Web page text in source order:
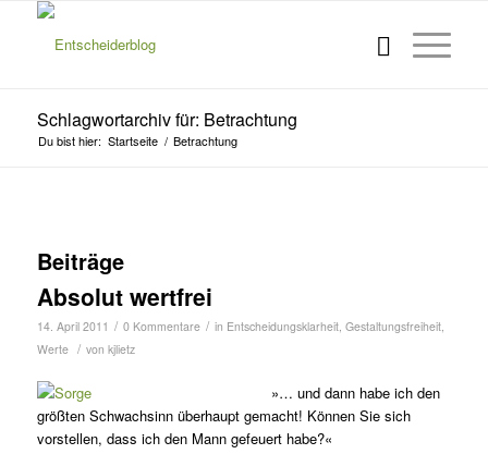
Schlagwortarchiv für: Betrachtung
Du bist hier: Startseite / Betrachtung
Beiträge
Absolut wertfrei
14. April 2011 / 0 Kommentare / in Entscheidungsklarheit, Gestaltungsfreiheit,
Werte / von kjlietz
»… und dann habe ich den
größten Schwachsinn überhaupt gemacht! Können Sie sich
vorstellen, dass ich den Mann gefeuert habe?«